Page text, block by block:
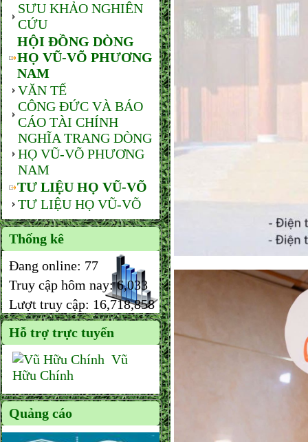
SƯU KHẢO NGHIÊN
CỨU
HỘI ĐỒNG DÒNG
HỌ VŨ-VÕ PHƯƠNG
NAM
VĂN TẾ
CÔNG ĐỨC VÀ BÁO
CÁO TÀI CHÍNH
NGHĨA TRANG DÒNG
HỌ VŨ-VÕ PHƯƠNG
NAM
TƯ LIỆU HỌ VŨ-VÕ
TƯ LIỆU HỌ VŨ-VÕ
Thống kê
Đang online: 77
Truy cập hôm nay:6,033
Lượt truy cập: 16,718,858
Hỗ trợ trực tuyến
Vũ
Hữu Chính
Quảng cáo